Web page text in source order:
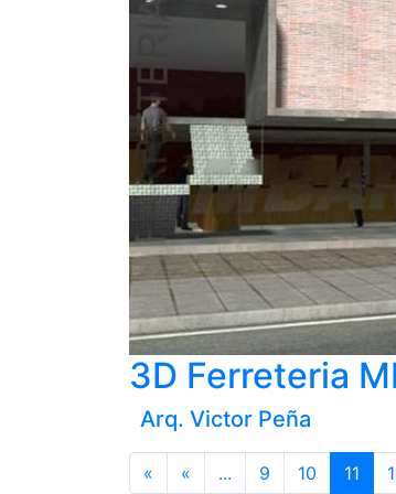
3D Ferreteria
Arq. Victor Peña
« « ... 9 10 11